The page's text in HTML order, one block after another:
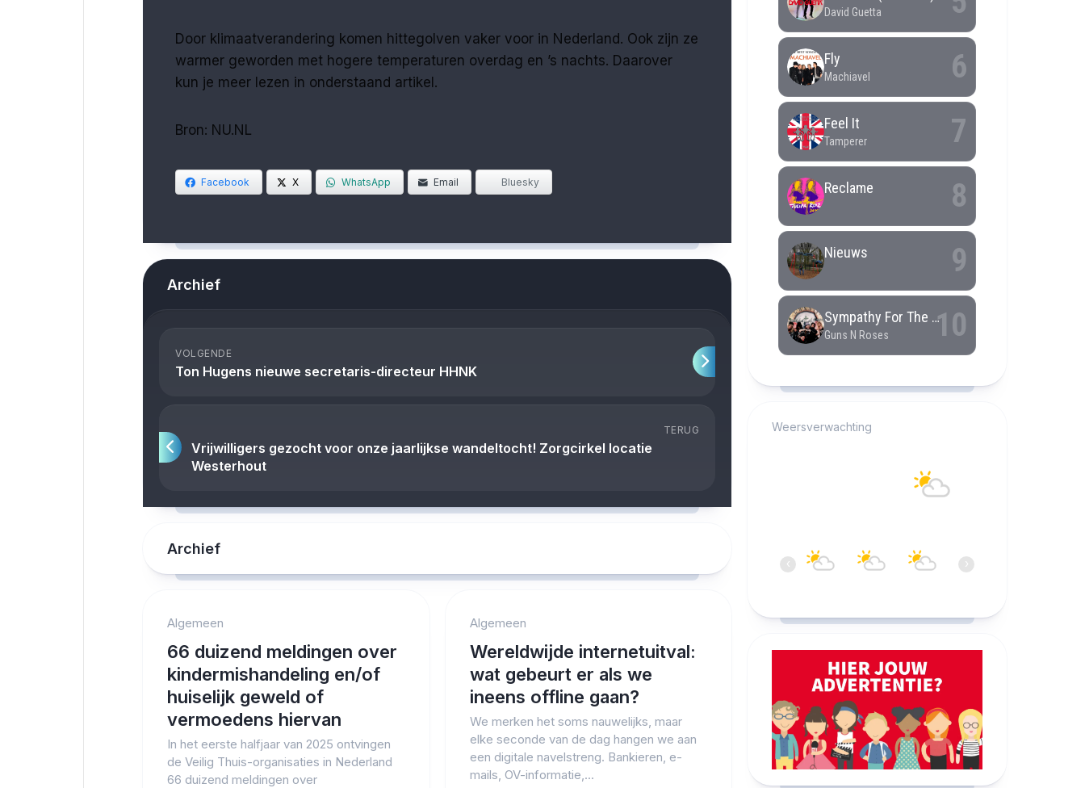
Door klimaatverandering komen hittegolven vaker voor in Nederland. Ook zijn ze
warmer geworden met hogere temperaturen overdag en ’s nachts. Daarover
kun je meer lezen in onderstaand artikel.
Bron: NU.NL
Facebook X WhatsApp Email Bluesky
Archief
VOLGENDE
Ton Hugens nieuwe secretaris-directeur HHNK
TERUG
Vrijwilligers gezocht voor onze jaarlijkse wandeltocht! Zorgcirkel locatie
Westerhout
Archief
Algemeen
66 duizend meldingen over
kindermishandeling en/of
huiselijk geweld of
vermoedens hiervan
In het eerste halfjaar van 2025 ontvingen
de Veilig Thuis-organisaties in Nederland
66 duizend meldingen over
Algemeen
Wereldwijde internetuitval:
wat gebeurt er als we
ineens offline gaan?
We merken het soms nauwelijks, maar
elke seconde van de dag hangen we aan
een digitale navelstreng. Bankieren, e-
mails, OV-informatie,...
Weersverwachting
‹ ›